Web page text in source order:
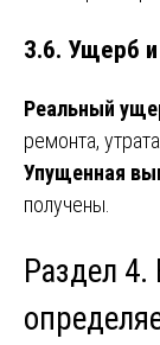
3.6. Ущерб
Реальный
ремонта,
Упущенная
получены.
Раздел